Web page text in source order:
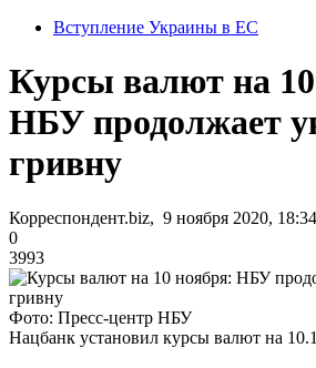
Вступление Украины в ЕС
Курсы валют на
НБУ продолжает
гривну
Корреспондент.biz, 9 ноября 2020, 18:34
0
3993
Фото: Пресс-центр НБУ
Нацбанк установил курсы валют на